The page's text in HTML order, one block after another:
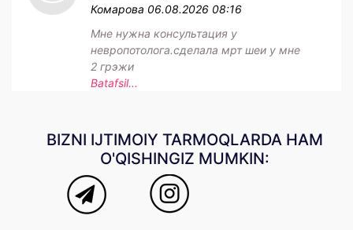
Комарова 06.08.2026 08:16
Мне нужна консультация у
невропотолога.сделала мрт шеи у мне
2 грэжи
Batafsil...
BIZNI IJTIMOIY TARMOQLARDA HAM
O'QISHINGIZ MUMKIN: